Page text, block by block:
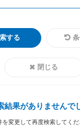
する
閉じる
結果がありませんで
を変更して再度検索してくだ